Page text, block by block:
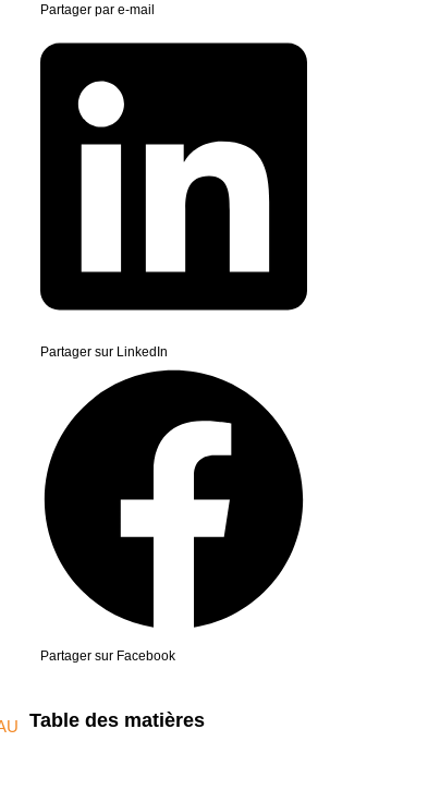
Partager par e-mail
Partager sur LinkedIn
Partager sur Facebook
Table des matières